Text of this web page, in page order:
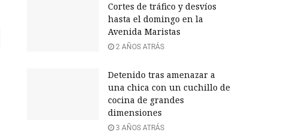
Cortes de tráfico y desvíos
hasta el domingo en la
Avenida Maristas
2 AÑOS ATRÁS
Detenido tras amenazar a
una chica con un cuchillo de
cocina de grandes
dimensiones
3 AÑOS ATRÁS